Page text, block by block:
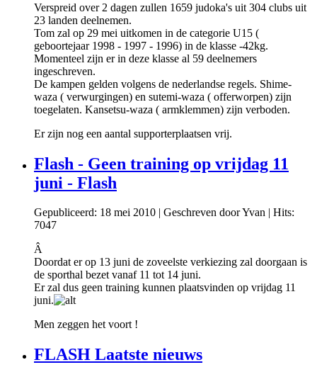
Verspreid over 2 dagen zullen 1659 judoka's uit 304 clubs uit
23 landen deelnemen.
Tom zal op 29 mei uitkomen in de categorie U15 (
geboortejaar 1998 - 1997 - 1996) in de klasse -42kg.
Momenteel zijn er in deze klasse al 59 deelnemers
ingeschreven.
De kampen gelden volgens de nederlandse regels. Shime-
waza ( verwurgingen) en sutemi-waza ( offerworpen) zijn
toegelaten. Kansetsu-waza ( armklemmen) zijn verboden.
Er zijn nog een aantal supporterplaatsen vrij.
Flash - Geen training op vrijdag 11
juni - Flash
Gepubliceerd: 18 mei 2010 | Geschreven door Yvan | Hits:
7047
Â
Doordat er op 13 juni de zoveelste verkiezing zal doorgaan is
de sporthal bezet vanaf 11 tot 14 juni.
Er zal dus geen training kunnen plaatsvinden op vrijdag 11
juni.
Men zeggen het voort !
FLASH Laatste nieuws